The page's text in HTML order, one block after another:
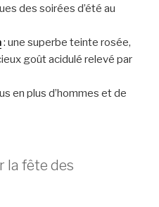
des soirées d’été au
: une superbe teinte rosée,
goût acidulé relevé par
en plus d’hommes et de
la fête des